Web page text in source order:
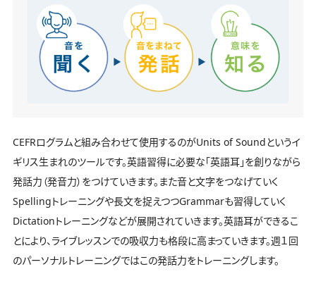
CEFRログラムと組み合わせて使用するのがUnits of Soundというイ
ギリス生まれのツールです。英語習得に必要な「英語耳」を創りながら
発話力（発音力）をつけていきます。また音と文字をつなげていく
Spellingトレーニングや長文を捉えつつGrammarも習得していく
Dictationトレーニングなどが展開されていきます。英語耳ができるこ
とにより、ライブレッスンでの吸収力も格段に高まっていきます。週１回
のパーソナルトレーニングではこの発話力をトレーニングします。